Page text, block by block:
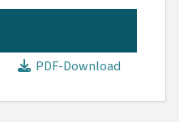
PDF-Download